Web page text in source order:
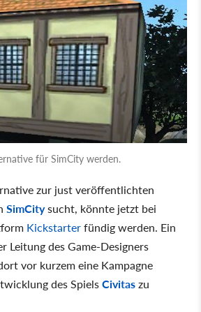
für SimCity werden.
zur just veröffentlichten
SimCitysucht, könnte jetzt bei
Kickstarterfündig werden. Ein
Leitung des Game-Designers
vor kurzem eine Kampagne
des SpielsCivitaszu